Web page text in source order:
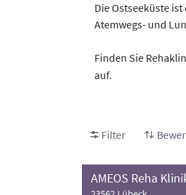
Die Ostseeküste
Atemwegs- und
Finden Sie
auf.
Filter
AMEOS Reha